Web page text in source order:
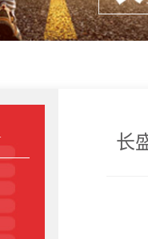
长